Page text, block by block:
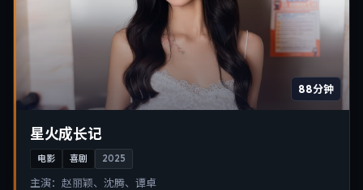
88分钟
星火成长记
电影 喜剧 2025
主演： 赵丽颖、沈腾、谭卓